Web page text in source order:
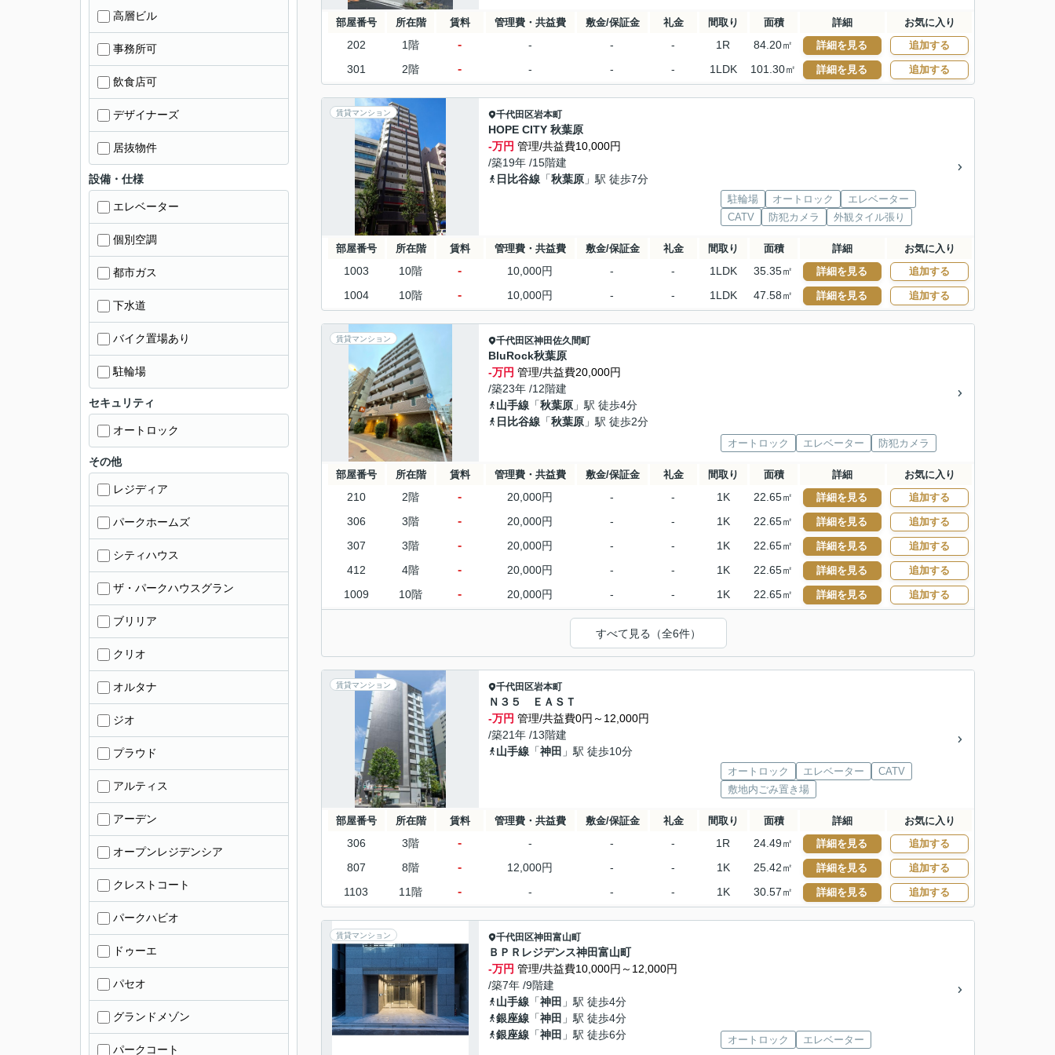
部屋番号 所在階 賃料 管理費・共益費 敷金/保証金 礼金 間取り 面積 詳細 お気に入り
202 1階 - - - - 1R 84.20㎡ 詳細を見る 追加する
301 2階 - - - - 1LDK 101.30㎡ 詳細を見る 追加する
賃貸マンション 千代田区岩本町
HOPE CITY 秋葉原
-万円 管理/共益費10,000円
/築19年 /15階建
日比谷線 「秋葉原 」駅 徒歩7分
駐輪場 オートロック
エレベーター
CATV
防犯カメラ 外観タイル張り
部屋番号 所在階 賃料 管理費・共益費 敷金/保証金 礼金 間取り 面積 詳細 お気に入り
1003 10階 - 10,000円 - - 1LDK 35.35㎡ 詳細を見る 追加する
1004 10階 - 10,000円 - - 1LDK 47.58㎡ 詳細を見る 追加する
賃貸マンション 千代田区神田佐久間町
BluRock秋葉原
-万円 管理/共益費20,000円
/築23年 /12階建
山手線 「秋葉原 」駅 徒歩4分
日比谷線 「秋葉原 」駅 徒歩2分
オートロック エレベーター 防犯カメラ
部屋番号 所在階 賃料 管理費・共益費 敷金/保証金 礼金 間取り 面積 詳細 お気に入り
210 2階 - 20,000円 - - 1K 22.65㎡ 詳細を見る 追加する
306 3階 - 20,000円 - - 1K 22.65㎡ 詳細を見る 追加する
307 3階 - 20,000円 - - 1K 22.65㎡ 詳細を見る 追加する
412 4階 - 20,000円 - - 1K 22.65㎡ 詳細を見る 追加する
1009 10階 - 20,000円 - - 1K 22.65㎡ 詳細を見る 追加する
すべて見る（全6件）
賃貸マンション 千代田区岩本町
Ｎ３５ ＥＡＳＴ
-万円 管理/共益費0円～12,000円
/築21年 /13階建
山手線 「神田 」駅 徒歩10分
オートロック エレベーター
CATV
敷地内ごみ置き場
部屋番号 所在階 賃料 管理費・共益費 敷金/保証金 礼金 間取り 面積 詳細 お気に入り
306 3階 - - - - 1R 24.49㎡ 詳細を見る 追加する
807 8階 - 12,000円 - - 1K 25.42㎡ 詳細を見る 追加する
1103 11階 - - - - 1K 30.57㎡ 詳細を見る 追加する
賃貸マンション 千代田区神田富山町
ＢＰＲレジデンス神田富山町
-万円 管理/共益費10,000円～12,000円
/築7年 /9階建
山手線 「神田 」駅 徒歩4分
銀座線 「神田 」駅 徒歩4分
銀座線 「神田 」駅 徒歩6分 オートロック エレベーター
高層ビル
事務所可
飲食店可
デザイナーズ
居抜物件
設備・仕様
エレベーター
個別空調
都市ガス
下水道
バイク置場あり
駐輪場
セキュリティ
オートロック
その他
レジディア
パークホームズ
シティハウス
ザ・パークハウスグラン
ブリリア
クリオ
オルタナ
ジオ
プラウド
アルティス
アーデン
オープンレジデンシア
クレストコート
パークハビオ
ドゥーエ
パセオ
グランドメゾン
パークコート